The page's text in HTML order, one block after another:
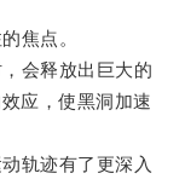
焦点。
会释放出巨大的
应，使黑洞加速
轨迹有了更深入